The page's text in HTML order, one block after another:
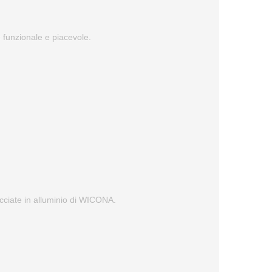
e piacevole.
in alluminio di WICONA.